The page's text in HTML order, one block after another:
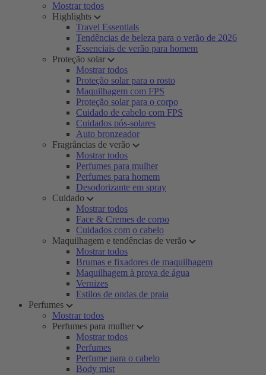
Mostrar todos
Highlights
Travel Essentials
Tendências de beleza para o verão de 2026
Essenciais de verão para homem
Proteção solar
Mostrar todos
Proteção solar para o rosto
Maquilhagem com FPS
Proteção solar para o corpo
Cuidado de cabelo com FPS
Cuidados pós-solares
Auto bronzeador
Fragrâncias de verão
Mostrar todos
Perfumes para mulher
Perfumes para homem
Desodorizante em spray
Cuidado
Mostrar todos
Face & Cremes de corpo
Cuidados com o cabelo
Maquilhagem e tendências de verão
Mostrar todos
Brumas e fixadores de maquilhagem
Maquilhagem à prova de água
Vernizes
Estilos de ondas de praia
Perfumes
Mostrar todos
Perfumes para mulher
Mostrar todos
Perfumes
Perfume para o cabelo
Body mist